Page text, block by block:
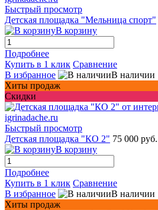
Быстрый просмотр
Детская площадка "Мельница спорт"
В корзину
Подробнее
Купить в 1 клик Сравнение
В избранное
В наличии
Хиты продаж
Скидки
Быстрый просмотр
Детская площадка "КО 2" 75 000 руб.
В корзину
Подробнее
Купить в 1 клик Сравнение
В избранное
В наличии
Хиты продаж